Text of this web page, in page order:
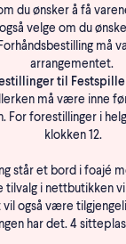
du ønsker å få
velge om du
må
arrangementet.
til
må være inne
For forestillinger i
klokken 12.
står et bord i foajé
tilvalg i nettbutikken
også være
har det. 4